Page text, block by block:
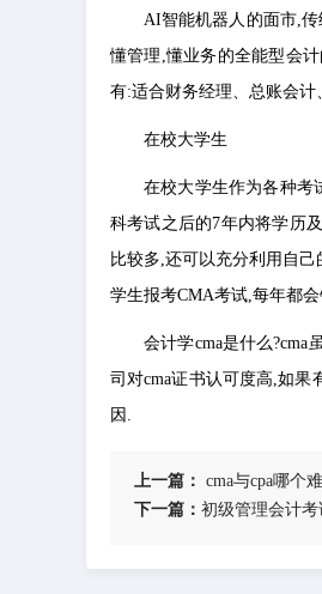
AI智能机器人的面市,
懂管理,懂业务的全能型会
有:适合财务经理、总账会计
在校大学生
在校大学生作为各种考
科考试之后的7年内将学历
比较多,还可以充分利用自
学生报考CMA考试,每年都
会计学cma是什么
司对cma证书认可度高,如果
因.
上一篇： ​cma与cpa哪个难
下一篇： 初级管理会计考